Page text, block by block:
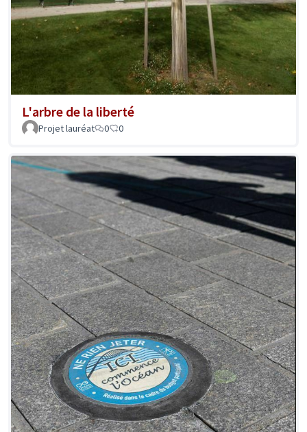
L'arbre de la liberté
Projet lauréat 0 0